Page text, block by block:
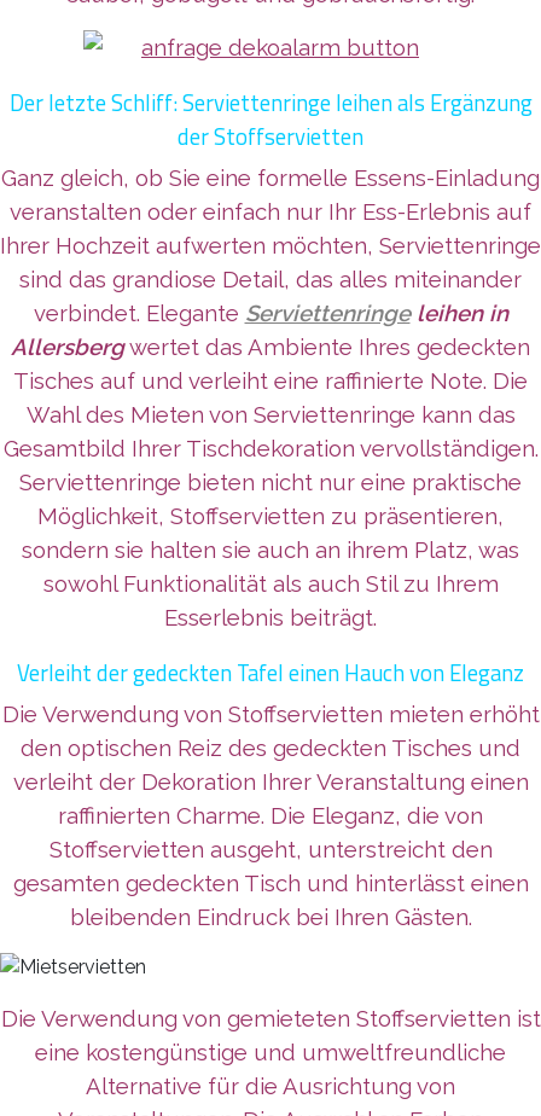
Der letzte Schliff: Serviettenringe leihen als Ergänzung
der Stoffservietten
Ganz gleich, ob Sie eine formelle Essens-Einladung
veranstalten oder einfach nur Ihr Ess-Erlebnis auf
Ihrer Hochzeit aufwerten möchten, Serviettenringe
sind das grandiose Detail, das alles miteinander
verbindet. Elegante Serviettenringeleihen in
Allersbergwertet das Ambiente Ihres gedeckten
Tisches auf und verleiht eine raffinierte Note. Die
Wahl des Mieten von Serviettenringe kann das
Gesamtbild Ihrer Tischdekoration vervollständigen.
Serviettenringe bieten nicht nur eine praktische
Möglichkeit, Stoffservietten zu präsentieren,
sondern sie halten sie auch an ihrem Platz, was
sowohl Funktionalität als auch Stil zu Ihrem
Esserlebnis beiträgt.
Verleiht der gedeckten Tafel einen Hauch von Eleganz
Die Verwendung von Stoffservietten mieten erhöht
den optischen Reiz des gedeckten Tisches und
verleiht der Dekoration Ihrer Veranstaltung einen
raffinierten Charme. Die Eleganz, die von
Stoffservietten ausgeht, unterstreicht den
gesamten gedeckten Tisch und hinterlässt einen
bleibenden Eindruck bei Ihren Gästen.
Die Verwendung von gemieteten Stoffservietten ist
eine kostengünstige und umweltfreundliche
Alternative für die Ausrichtung von